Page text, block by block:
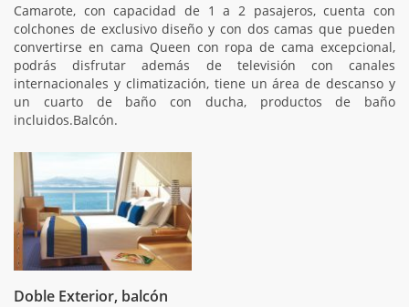
Camarote, con capacidad de 1 a 2 pasajeros, cuenta con
colchones de exclusivo diseño y con dos camas que pueden
convertirse en cama Queen con ropa de cama excepcional,
podrás disfrutar además de televisión con canales
internacionales y climatización, tiene un área de descanso y
un cuarto de baño con ducha, productos de baño
incluidos.Balcón.
Doble Exterior, balcón